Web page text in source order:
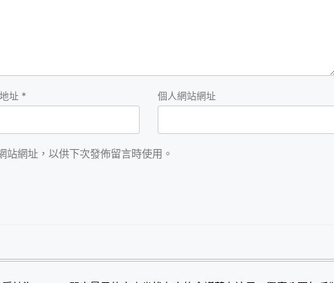
址 * 個人網站網址
網址，以供下次發佈留言時使用。